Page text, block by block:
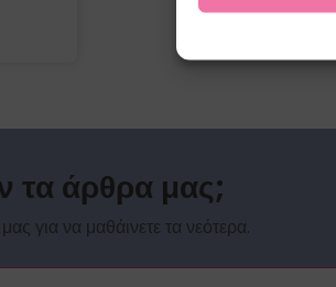
τα άρθρα μας;
για να μαθάινετε τα νεότερα.